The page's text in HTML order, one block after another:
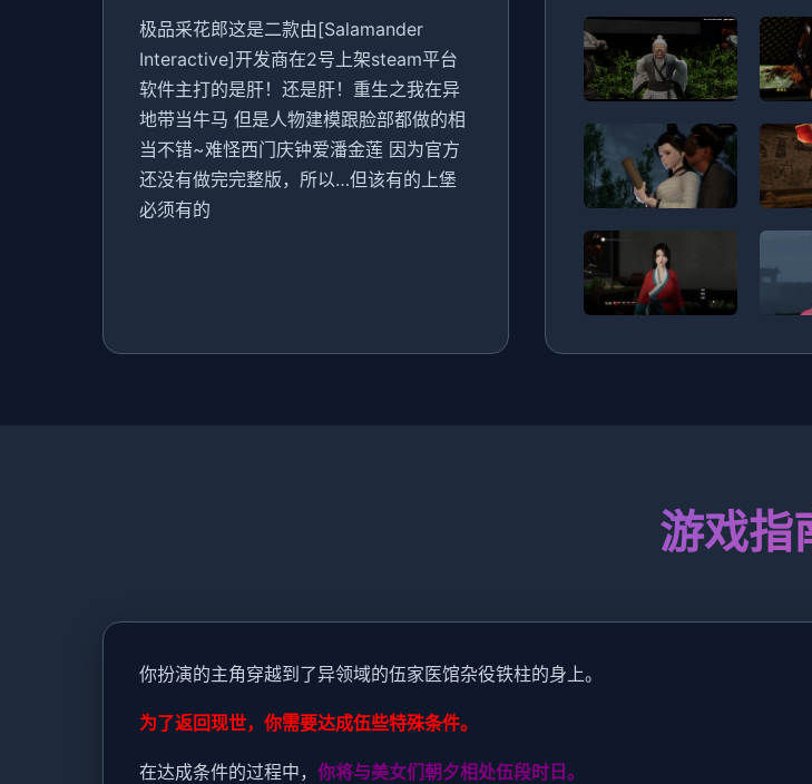
极品采花郎这是二款由[Salamander
Interactive]开发商在2号上架steam平台
软件主打的是肝！还是肝！重生之我在异
地带当牛马 但是人物建模跟脸部都做的相
当不错~难怪西门庆钟爱潘金莲 因为官方
还没有做完完整版，所以…但该有的上堡
必须有的
游戏指
你扮演的主角穿越到了异领域的伍家医馆杂役铁柱的身上。
为了返回现世，你需要达成伍些特殊条件。
在达成条件的过程中， 你将与美女们朝夕相处伍段时日。